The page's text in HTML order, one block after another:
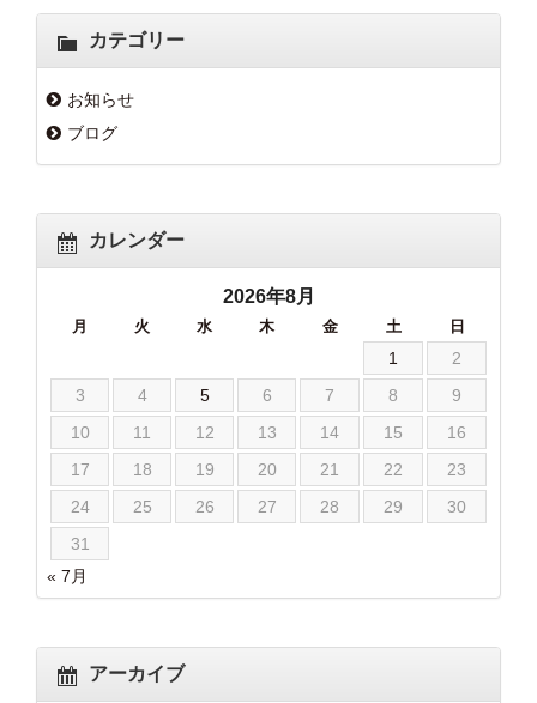
カテゴリー
お知らせ
ブログ
カレンダー
2026年8月
月 火 水 木 金 土 日
1
2
3
4 5 6 7 8
9
10
11 12 13 14 15
16
17
18 19 20 21 22
23
24
25 26 27 28 29
30
31
« 7月
アーカイブ